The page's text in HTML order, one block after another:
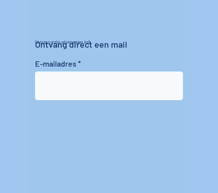
Ontvang gratis advies tegen kalk
Ontvang direct een mail
E-mailadres